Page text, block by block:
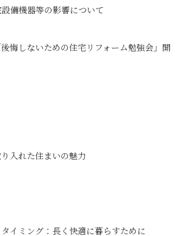
備機器等の影響について
悔しないための住宅リフォーム勉強会」開
入れた住まいの魅力
イミング：長く快適に暮らすために